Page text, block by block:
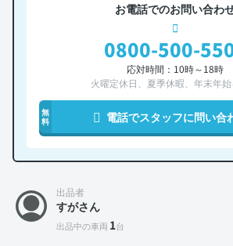
お電話でのお問い合わ
0800-500-
応対時間：10時～18時
火曜定休日、夏季休暇、年末年始
無
料
電話でスタッフに問い合
出品者
すがさん
出品中の車両 1台